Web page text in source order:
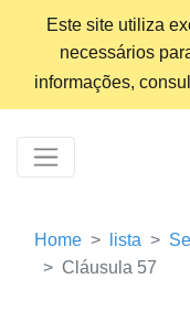
Este site utiliza
necessários
informações,
Home lista
Cláusula 57